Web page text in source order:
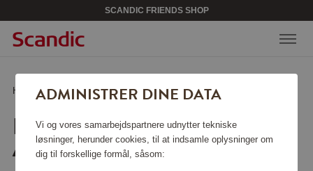
SCANDIC FRIENDS SHOP
Hjem /Sikkerhed/ Anden sikkerhed /Luftpumpe mini AirBird P1
LUFTPUMPE MINI
AIRBIRD P1
ADMINISTRER DINE DATA
Vi og vores samarbejdspartnere udnytter tekniske
løsninger, herunder cookies, til at indsamle oplysninger om
dig til forskellige formål, såsom: